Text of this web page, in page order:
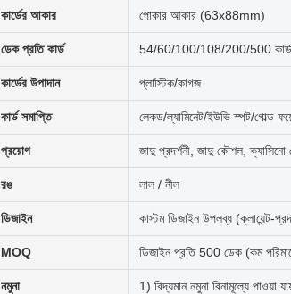
কার্ডের আকার পোকার আকার (63x88mm)
ডেক প্রতি কার্ড 54/60/100/108/200/500 কার্ড/
কার্ডের উপাদান প্লাস্টিক/কাগজ
কার্ড সমাপ্তি লেকড/ল্যামিনেট/ইউভি স্পট/গোল্ড
প্রয়োগ জাদু প্রদর্শনী, জাদু কৌশল, ক্যাসিনো
রঙ লাল / নীল
ডিজাইন কাস্টম ডিজাইন উপলব্ধ (ক্লায়েন্ট-
MOQ ডিজাইন প্রতি 500 ডেক (কম
নমুনা
1) বিদ্যমান নমুনা বিনামূল্যে পাওয়া